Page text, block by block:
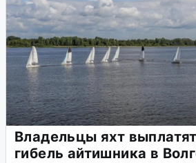
Владельцы яхт
гибель айтишника в